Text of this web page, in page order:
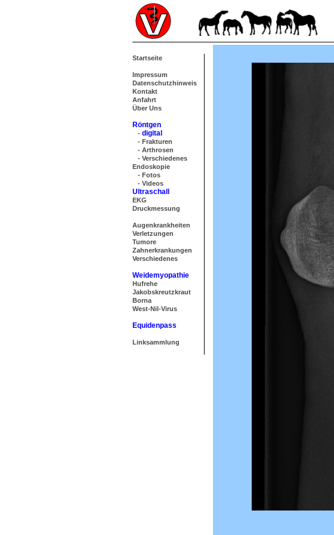
Startseite
Impressum
Datenschutzhinweis
Kontakt
Anfahrt
Über Uns
Röntgen
- digital
- Frakturen
- Arthrosen
- Verschiedenes
Endoskopie
- Fotos
- Videos
Ultraschall
EKG
Druckmessung
Augenkrankheiten
Verletzungen
Tumore
Zahnerkrankungen
Verschiedenes
Weidemyopathie
Hufrehe
Jakobskreutzkraut
Borna
West-Nil-Virus
Equidenpass
Linksammlung